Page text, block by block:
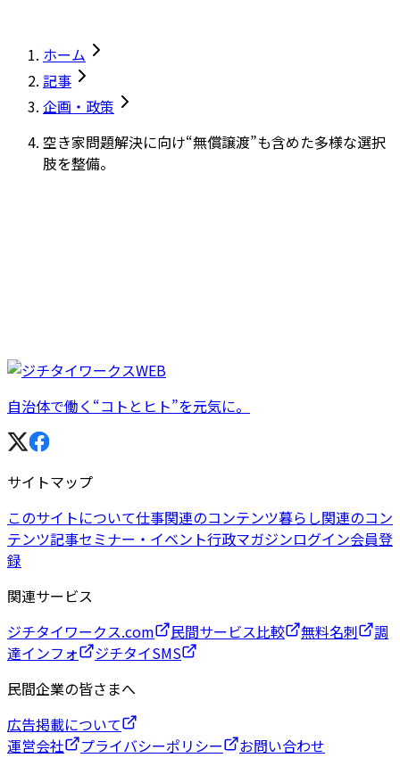
ホーム
記事
企画・政策
空き家問題解決に向け“無償譲渡”も含めた多様な選択
肢を整備。
自治体で働く“コトとヒト”を元気に。
サイトマップ
このサイトについて仕事関連のコンテンツ暮らし関連のコン
テンツ記事セミナー・イベント行政マガジンログイン会員登
録
関連サービス
ジチタイワークス.com
民間サービス比較 無料名刺
調
達インフォ
ジチタイSMS
民間企業の皆さまへ
広告掲載について
運営会社
プライバシーポリシー
お問い合わせ